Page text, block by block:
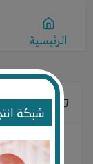
شبكة
الرئيسية
الإعجابات